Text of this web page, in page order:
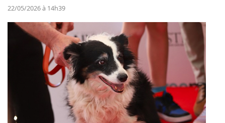
22/05/2026 à 14h39